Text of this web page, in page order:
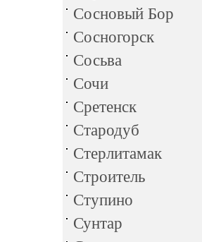
Сосновый Бор
Сосногорск
Сосьва
Сочи
Сретенск
Стародуб
Стерлитамак
Строитель
Ступино
Сунтар